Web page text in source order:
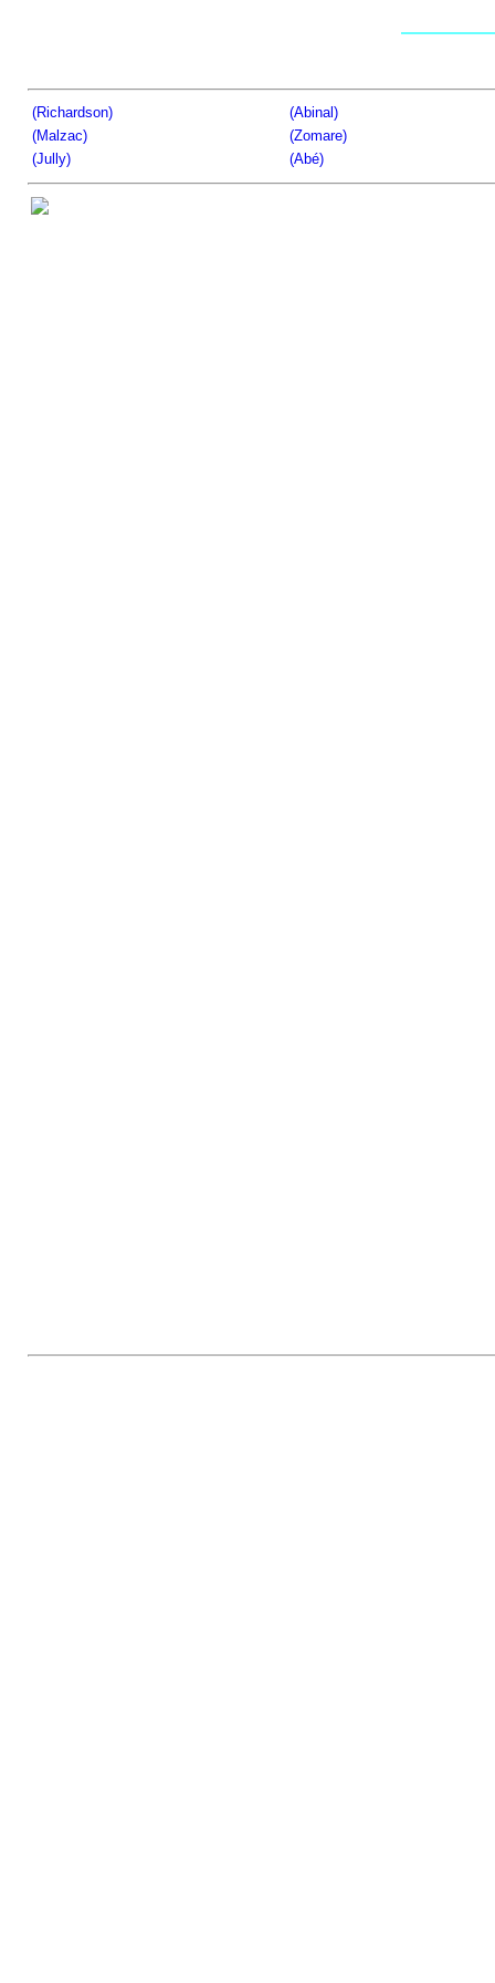
(Richardson)
(Abinal)
(Malzac)
(Zomare)
(Jully)
(Abé)